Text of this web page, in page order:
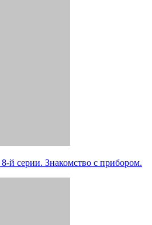
й серии. Знакомство с прибором.